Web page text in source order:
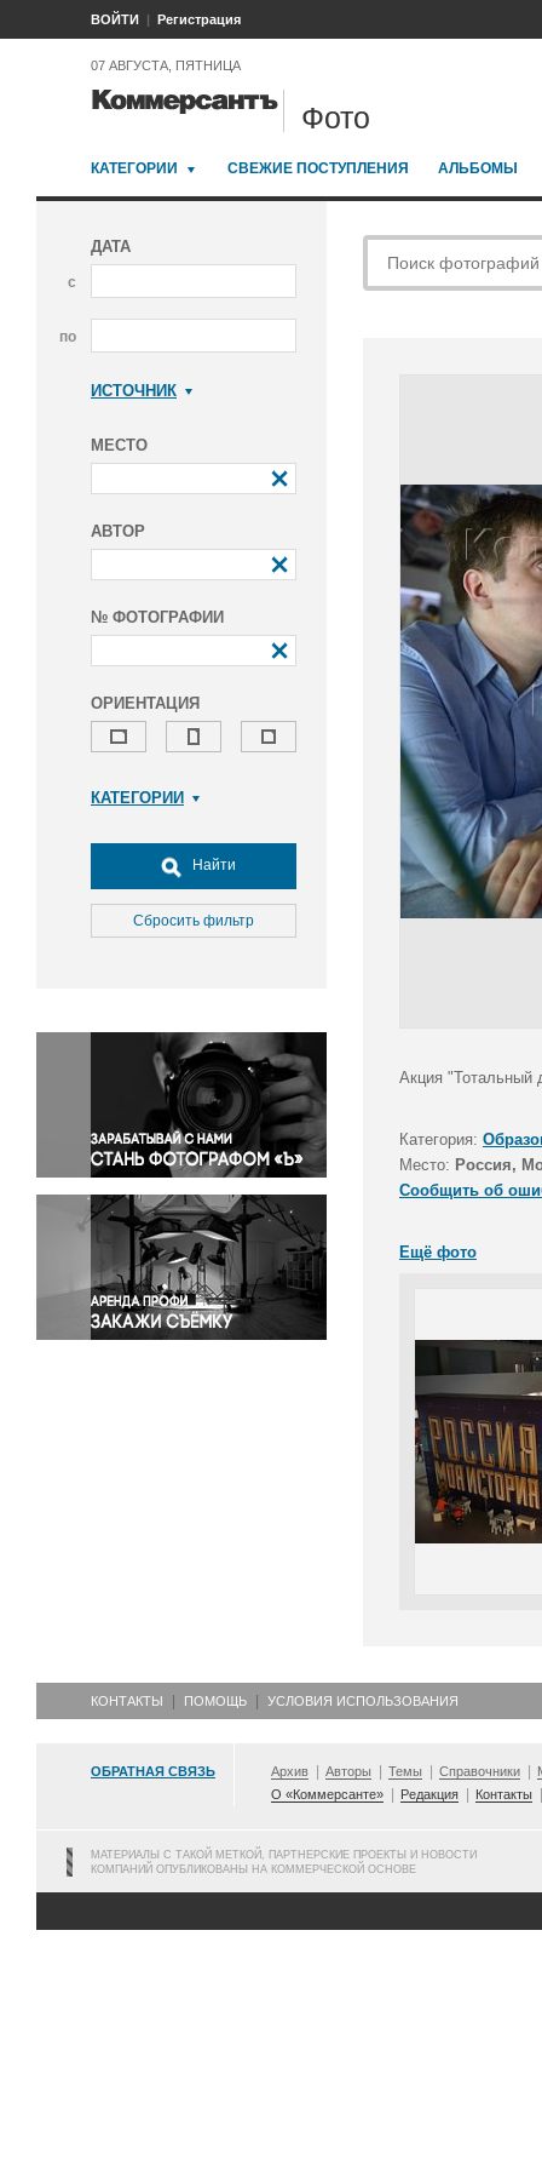
ВОЙТИ Регистрация
07 АВГУСТА, ПЯТНИЦА
Фото
КАТЕГОРИИ СВЕЖИЕ ПОСТУПЛЕНИЯ АЛЬБОМЫ
ДАТА
с
по
ИСТОЧНИК
МЕСТО
АВТОР
№ ФОТОГРАФИИ
ОРИЕНТАЦИЯ
КАТЕГОРИИ
Досуг, туризм и отдых
Культура
Медицина
Окружающая среда
Политика
Правосудие
Происшествия и конфликты
Религия
Светская жизнь
Спорт
Экология
Экономика и бизнес
Найти
Сбросить фильтр
Акция "Тотальный
Категория:
Место: Россия,
Сообщить об
Ещё фото
КОНТАКТЫ ПОМОЩЬ УСЛОВИЯ ИСПОЛЬЗОВАНИЯ
ОБРАТНАЯ СВЯЗЬ Архив Авторы Темы Справочники
О «Коммерсанте»
Редакция Контакты
МАТЕРИАЛЫ С ТАКОЙ МЕТКОЙ, ПАРТНЕРСКИЕ ПРОЕКТЫ И НОВОСТИ
КОМПАНИЙ ОПУБЛИКОВАНЫ НА КОММЕРЧЕСКОЙ ОСНОВЕ